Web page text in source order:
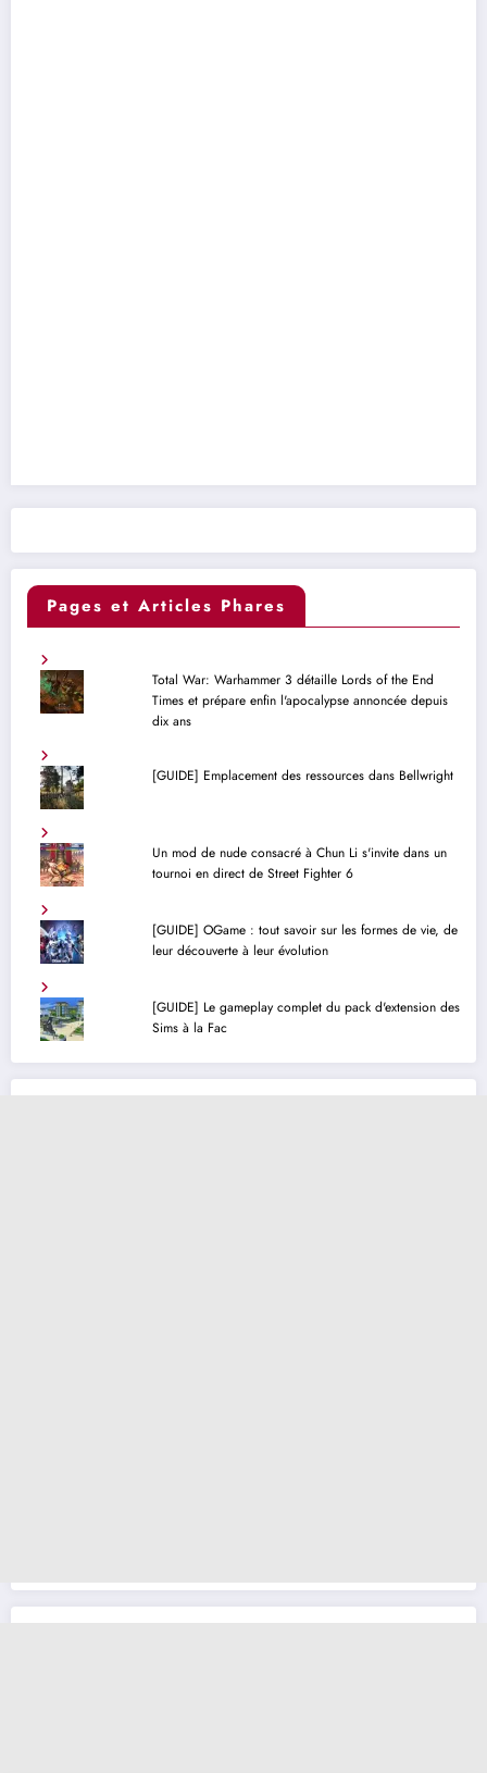
Pages et Articles Phares
Total War: Warhammer 3 détaille Lords of the End
Times et prépare enfin l'apocalypse annoncée depuis
dix ans
[GUIDE] Emplacement des ressources dans Bellwright
Un mod de nude consacré à Chun Li s'invite dans un
tournoi en direct de Street Fighter 6
[GUIDE] OGame : tout savoir sur les formes de vie, de
leur découverte à leur évolution
[GUIDE] Le gameplay complet du pack d'extension des
Sims à la Fac